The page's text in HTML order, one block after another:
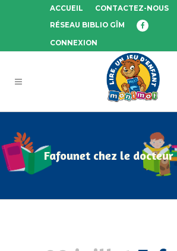
ACCUEIL
CONTACTEZ-NOUS
RÉSEAU BIBLIO GÎM
CONNEXION
Fafounet chez le docteur